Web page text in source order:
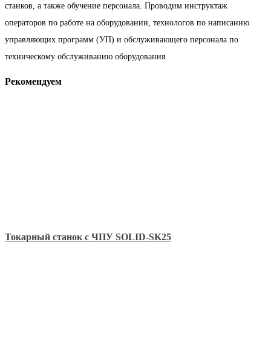
станков, а также обучение персонала. Проводим инструктаж
операторов по работе на оборудовании, технологов по написанию
управляющих программ (УП) и обслуживающего персонала по
техническому обслуживанию оборудования.
Рекомендуем
Токарный станок с ЧПУ SOLID-SK25